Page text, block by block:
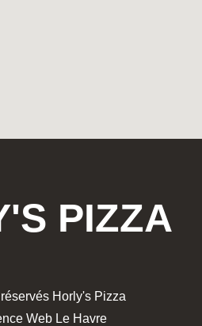
PIZZA
Horly's Pizza
Web Le Havre